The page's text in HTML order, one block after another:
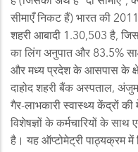
सीमाएँ निकट हैं) भारत की
शहरी आबादी 1.30,503 है,
का लिंग अनुपात और 83.5%
और मध्य प्रदेश के आसपास के
दाहोद शहरी बैंक अस्पताल,
गैर-लाभकारी स्वास्थ्य केंद्रों
विशेषज्ञों के कर्मचारियों के साथ
है। यह ऑप्टोमेट्री पाठ्यक्रम में